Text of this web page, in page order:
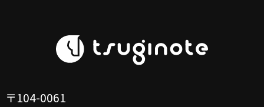
〒104-0061